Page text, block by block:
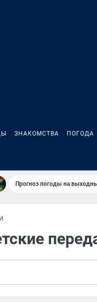
ЗНАКОМСТВА ПОГОДА
Прогноз погоды на